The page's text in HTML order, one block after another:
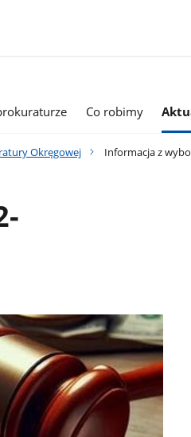
Co robimy
Okręgowej Informacja z